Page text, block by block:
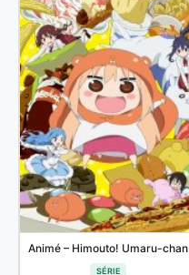
Animé – Himouto! Umaru-chan
SÉRIE